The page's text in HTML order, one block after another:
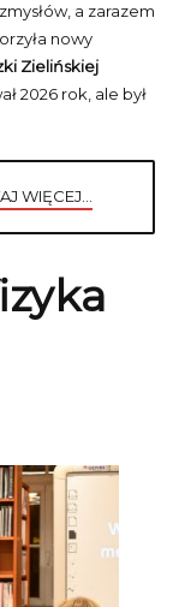
a zarazem
nowy
Zielińskiej
2026 rok, ale był
WIĘCEJ...